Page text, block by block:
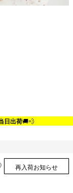
日出荷🚚💨
再入荷お知らせ